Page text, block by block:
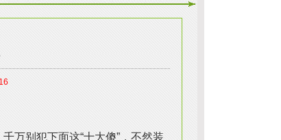
万别犯下面这“十大傻”，不然装